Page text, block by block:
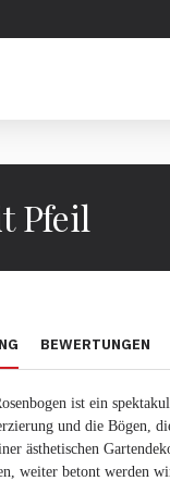
Pfeil
BEWERTUNGEN
ist ein
und die Bögen,
ästhetischen
weiter betont werden